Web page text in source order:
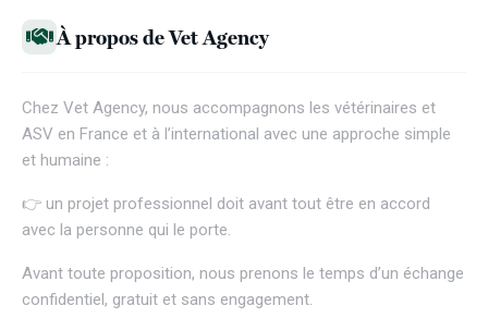
À propos de Vet Agency
Chez Vet Agency, nous accompagnons les vétérinaires et
ASV en France et à l’international avec une approche simple
et humaine :
👉 un projet professionnel doit avant tout être en accord
avec la personne qui le porte.
Avant toute proposition, nous prenons le temps d’un échange
confidentiel, gratuit et sans engagement.